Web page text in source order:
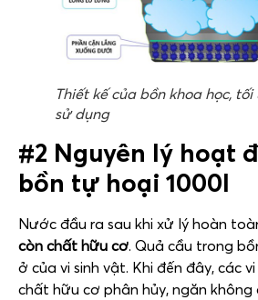
Thiết kế của bồn khoa học,
sử dụng
#2 Nguyên lý hoạt
bồn tự hoại 1000l
Nước đầu ra sau khi xử lý hoàn
còn chất hữu cơ. Quả cầu trong
ở của vi sinh vật. Khi đến đây, các
chất hữu cơ phân hủy, ngăn